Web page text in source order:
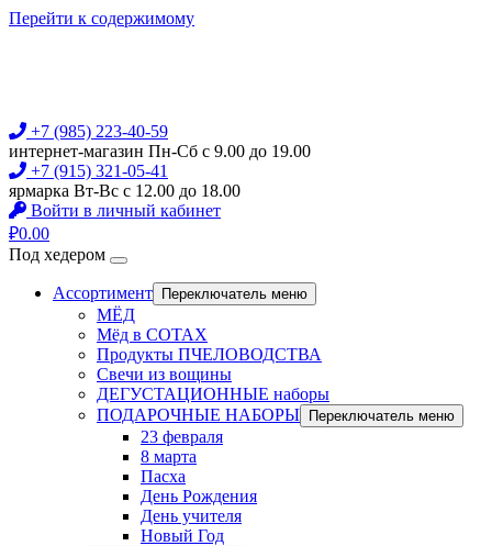
Перейти к содержимому
+7 (985) 223-40-59
интернет-магазин Пн-Сб с 9.00 до 19.00
+7 (915) 321-05-41
ярмарка Вт-Вс с 12.00 до 18.00
Войти в личный кабинет
₽0.00
Под хедером
Ассортимент Переключатель меню
МЁД
Мёд в СОТАХ
Продукты ПЧЕЛОВОДСТВА
Свечи из вощины
ДЕГУСТАЦИОННЫЕ наборы
ПОДАРОЧНЫЕ НАБОРЫ
Переключатель меню
23 февраля
8 марта
Пасха
День Рождения
День учителя
Новый Год